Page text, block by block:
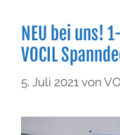
NEU bei uns!
VOCIL
5. Juli 2021 von